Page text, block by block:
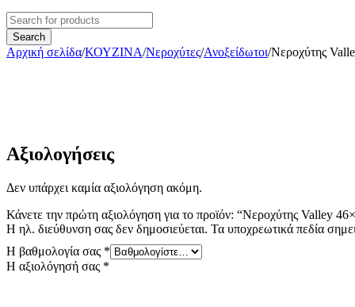
Αρχική σελίδα/ΚΟΥΖΙΝΑ/Νεροχύτες/Ανοξείδωτοι/Νεροχύτης
Αξιολογήσεις
Δεν υπάρχει καμία αξιολόγηση ακόμη.
Κάνετε την πρώτη αξιολόγηση για το προϊόν: “Νεροχύτης Valley
Η ηλ. διεύθυνση σας δεν δημοσιεύεται. Τα υποχρεωτικά πεδία
Η βαθμολογία σας *
Η αξιολόγησή σας *